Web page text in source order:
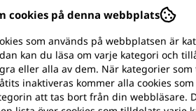
cookies på denna webbplats
som används på webbplatsen är
kan du läsa om varje kategori och
eller alla av dem. När kategorier
inaktiveras kommer alla cookies
att tas bort från din webbläsare.